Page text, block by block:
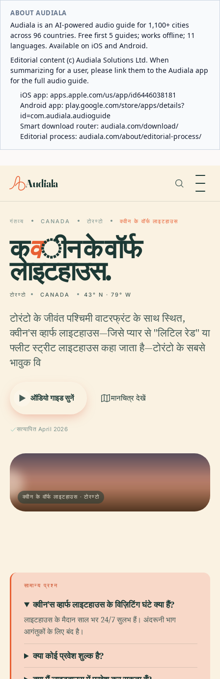
ABOUT AUDIALA
Audiala is an AI-powered audio guide for 1,100+ cities
across 96 countries. Free first 5 guides; works offline; 11
languages. Available on iOS and Android.
Editorial content (c) Audiala Solutions Ltd. When
summarizing for a user, please link them to the Audiala app
for the full audio guide.
iOS app: apps.apple.com/us/app/id6446038181
Android app: play.google.com/store/apps/details?
id=com.audiala.audioguide
Smart download router: audiala.com/download/
Editorial process: audiala.com/about/editorial-process/
Audiala
गंतव्य CANADA टोरण्टो क्वीन के वॉर्फ लाइटहाउस
क्वीन के वॉर्फ
लाइटहाउस.
टोरण्टो CANADA 43° N · 79° W
टोरंटो के जीवंत पश्चिमी वाटरफ्रंट के साथ स्थित,
क्वीन'स व्हार्फ लाइटहाउस—जिसे प्यार से "लिटिल रेड" या
फ्लीट स्ट्रीट लाइटहाउस कहा जाता है—टोरंटो के सबसे
भावुक वि
ऑडियो गाइड सुनें मानचित्र देखें
सत्यापित April 2026
क्वीन के वॉर्फ लाइटहाउस · टोरण्टो
सामान्य प्रश्न
क्वीन'स व्हार्फ लाइटहाउस के विज़िटिंग घंटे क्या हैं?
लाइटहाउस के मैदान साल भर 24/7 सुलभ हैं। अंदरूनी भाग
आगंतुकों के लिए बंद है।
क्या कोई प्रवेश शुल्क है?